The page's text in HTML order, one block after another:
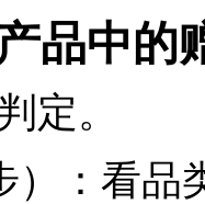
中的
。
）：看品